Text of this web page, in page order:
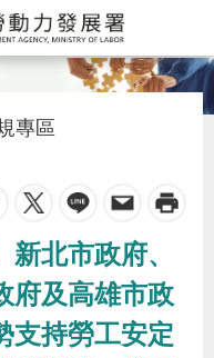
專區
北市政府、
府及高雄市政
支持勞工安定